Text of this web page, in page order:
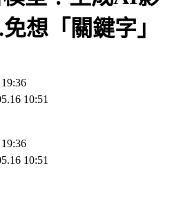
型！生成AI影
想「關鍵字」